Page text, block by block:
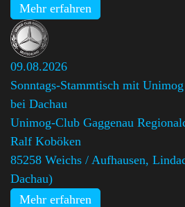
Mehr erfahren
09.08.2026
Sonntags-Stammtisch mit
bei Dachau
Unimog-Club Gaggenau
Ralf Koböken
85258 Weichs / Aufhausen,
Dachau)
Mehr erfahren